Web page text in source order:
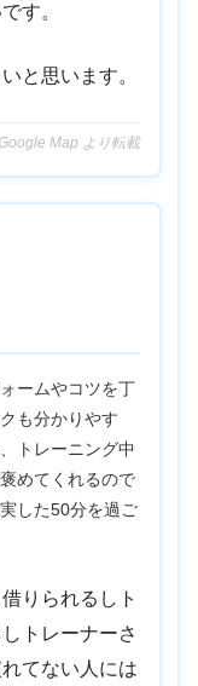
す。
と思います。
Map より転載
ームやコツを丁
も分かりやす
トレーニング中
めてくれるので
した50分を過ご
りられるしト
トレーナーさ
てない人には